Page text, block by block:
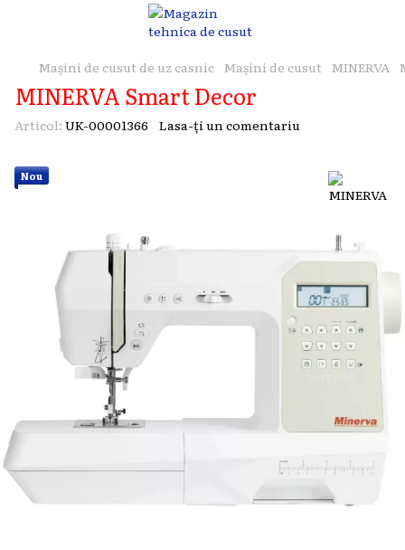
Mașini de cusut de uz casnic Mașini de cusut MINERVA
MINERVA Smart Decor
Articol: UK-00001366 Lasa-ți un comentariu
Nou